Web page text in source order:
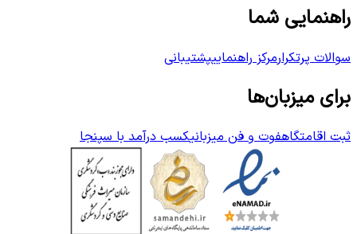
راهنمایی شما
سوالات پرتکرارمرکز راهنماییپشتیبانی
برای میزبان‌ها
ثبت اقامتگاهفوت و فن میزبانیکسب درآمد با سپنجا